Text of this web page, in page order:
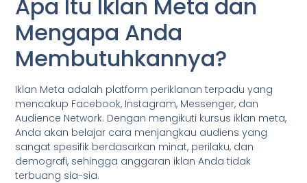
Apa Itu Iklan Meta dan
Mengapa Anda
Membutuhkannya?
Iklan Meta adalah platform periklanan terpadu yang
mencakup Facebook, Instagram, Messenger, dan
Audience Network. Dengan mengikuti kursus iklan meta,
Anda akan belajar cara menjangkau audiens yang
sangat spesifik berdasarkan minat, perilaku, dan
demografi, sehingga anggaran iklan Anda tidak
terbuang sia-sia.